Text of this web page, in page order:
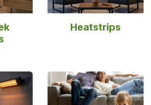
Heatstrips